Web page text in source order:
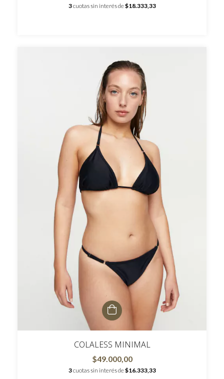
3cuotas sin interés de$18.333,33
COLALESS MINIMAL
$49.000,00
3cuotas sin interés de$16.333,33